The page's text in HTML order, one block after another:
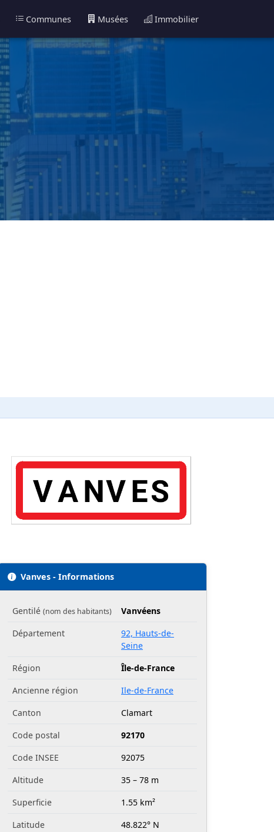
Communes Musées Immobilier
Vanves - Informations
Gentilé (nom des habitants)
Vanvéens
Département
92, Hauts-de-
Seine
Région
Île-de-France
Ancienne région
Ile-de-France
Canton
Clamart
Code postal
92170
Code INSEE
92075
Altitude
35 – 78 m
Superficie
1.55 km²
Latitude
48.822° N